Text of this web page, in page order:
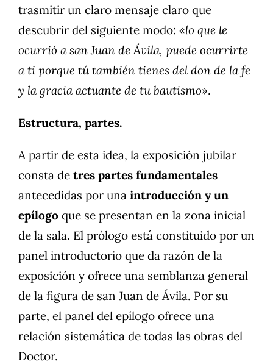
trasmitir un claro mensaje claro que
descubrir del siguiente modo: «lo que le
ocurrió a san Juan de Ávila, puede ocurrirte
a ti porque tú también tienes del don de la fe
y la gracia actuante de tu bautismo».
Estructura, partes.
A partir de esta idea, la exposición jubilar
consta de tres partes fundamentales
antecedidas por una introducción y un
epílogo que se presentan en la zona inicial
de la sala. El prólogo está constituido por un
panel introductorio que da razón de la
exposición y ofrece una semblanza general
de la figura de san Juan de Ávila. Por su
parte, el panel del epílogo ofrece una
relación sistemática de todas las obras del
Doctor.